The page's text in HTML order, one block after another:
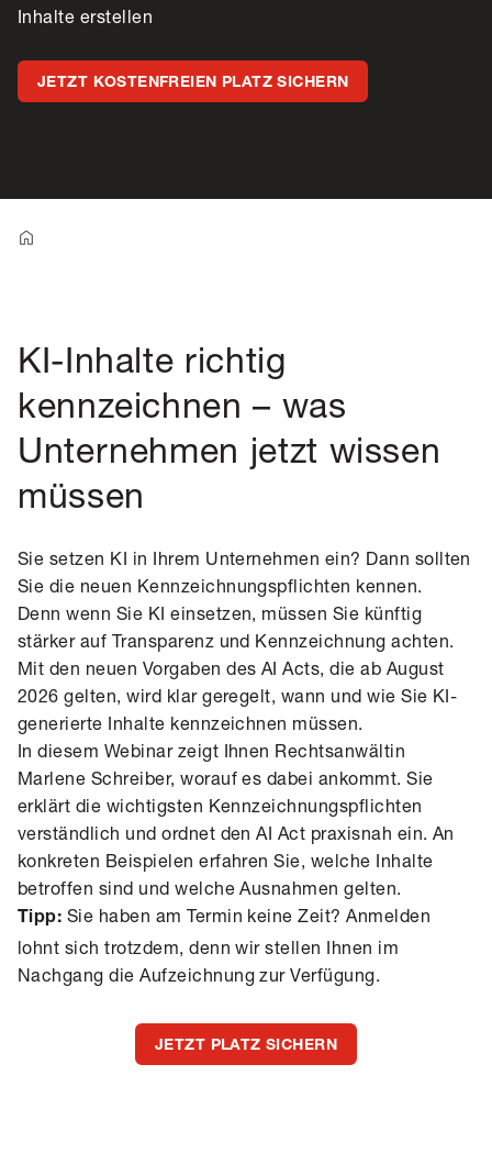
Inhalte erstellen
JETZT KOSTENFREIEN PLATZ SICHERN
KI-Inhalte richtig
kennzeichnen – was
Unternehmen jetzt wissen
müssen
Sie setzen KI in Ihrem Unternehmen ein? Dann sollten
Sie die neuen Kennzeichnungspflichten kennen.
Denn wenn Sie KI einsetzen, müssen Sie künftig
stärker auf Transparenz und Kennzeichnung achten.
Mit den neuen Vorgaben des AI Acts, die ab August
2026 gelten, wird klar geregelt, wann und wie Sie KI-
generierte Inhalte kennzeichnen müssen.
In diesem Webinar zeigt Ihnen Rechtsanwältin
Marlene Schreiber, worauf es dabei ankommt. Sie
erklärt die wichtigsten Kennzeichnungspflichten
verständlich und ordnet den AI Act praxisnah ein. An
konkreten Beispielen erfahren Sie, welche Inhalte
betroffen sind und welche Ausnahmen gelten.
Tipp: Sie haben am Termin keine Zeit? Anmelden
lohnt sich trotzdem, denn wir stellen Ihnen im
Nachgang die Aufzeichnung zur Verfügung.
JETZT PLATZ SICHERN